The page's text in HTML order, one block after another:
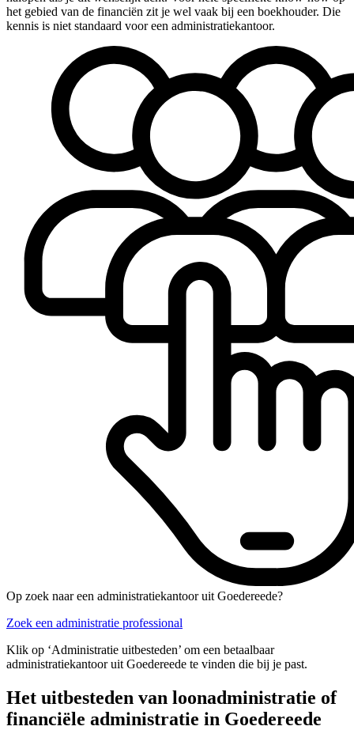
het gebied van de financiën zit je wel vaak bij een boekhouder. Die
kennis is niet standaard voor een administratiekantoor.
Op zoek naar een administratiekantoor uit Goedereede?
Zoek een administratie professional
Klik op ‘Administratie uitbesteden’ om een betaalbaar
administratiekantoor uit Goedereede te vinden die bij je past.
Het uitbesteden van loonadministratie of
financiële administratie in Goedereede